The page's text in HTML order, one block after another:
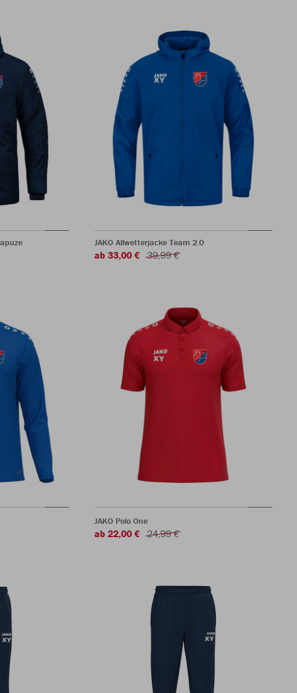
JAKO Allwetterjacke Team 2.0
ab 33,00 € 39,99 €
JAKO Polo One
ab 22,00 € 24,99 €